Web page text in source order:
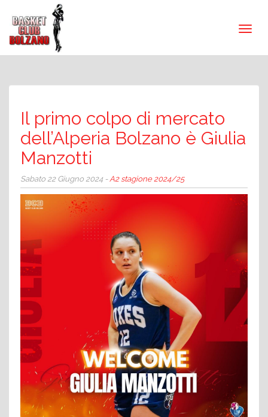
Il primo colpo di mercato
dell’Alperia Bolzano è Giulia
Manzotti
Sabato 22 Giugno 2024 -A2 stagione 2024/25